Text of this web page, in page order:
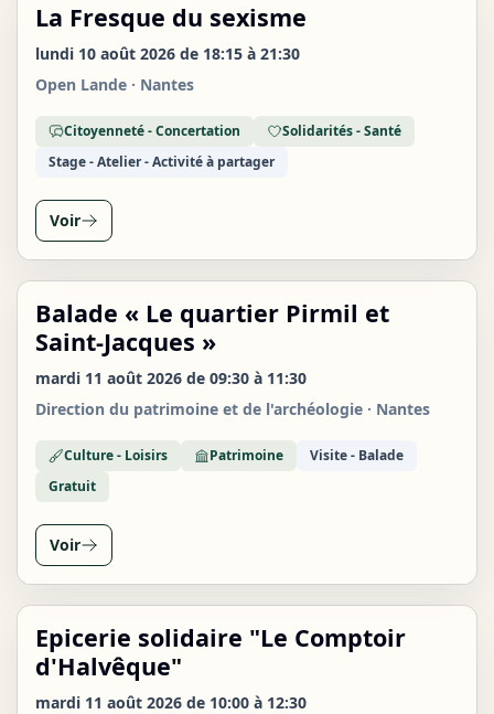
LUN
10
AOÛT
La Fresque du sexisme
lundi 10 août 2026 de 18:15 à 21:30
Open Lande · Nantes
Citoyenneté - Concertation
Solidarités - Santé
Stage - Atelier - Activité à partager
Voir
MAR
11
Balade « Le quartier Pirmil et
Saint-Jacques »
mardi 11 août 2026 de 09:30 à 11:30
Direction du patrimoine et de l'archéologie · Nantes
Culture - Loisirs Patrimoine
Visite - Balade
Gratuit
Voir
MAR
11
Epicerie solidaire "Le Comptoir
d'Halvêque"
mardi 11 août 2026 de 10:00 à 12:30